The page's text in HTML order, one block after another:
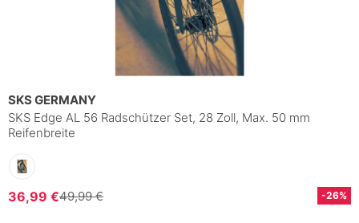
SKS GERMANY
SKS Edge AL 56 Radschützer Set, 28 Zoll, Max. 50 mm
Reifenbreite
36,99 €49,99 € -26%